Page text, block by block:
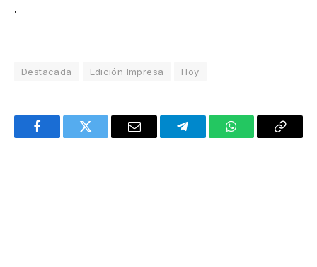
.
Destacada Edición Impresa Hoy
FacebookTwitter Email TelegramWhatsAppCopy